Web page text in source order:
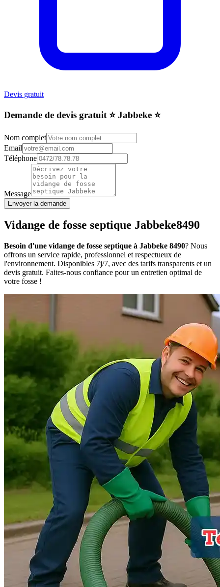
Devis gratuit
Demande de devis gratuit ⭐️ Jabbeke ⭐️
Nom complet
Email
Téléphone
Message
Envoyer la demande
Vidange de fosse septique Jabbeke8490
Besoin d'une vidange de fosse septique à Jabbeke 8490? Nous
offrons un service rapide, professionnel et respectueux de
l'environnement. Disponibles 7j/7, avec des tarifs transparents et un
devis gratuit. Faites-nous confiance pour un entretien optimal de
votre fosse !